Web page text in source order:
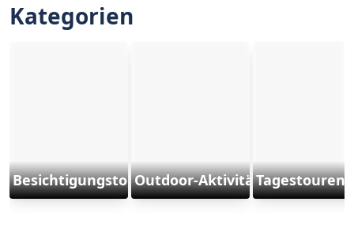
Kategorien
BesichtigungstourenOutdoor-Aktivitäten und
Tagestouren